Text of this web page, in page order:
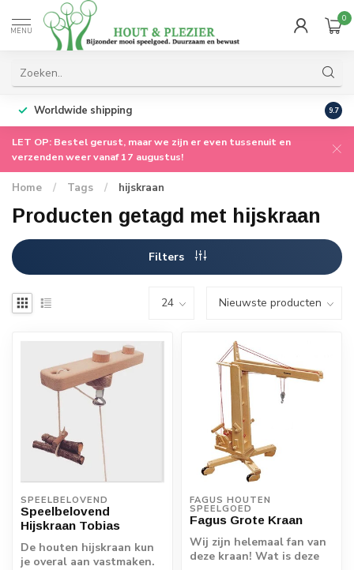
MENU
0
Worldwide shipping 9.7
LET OP: Bestel gerust, maar we zijn er even tussenuit en
verzenden weer vanaf 17 augustus!
Home / Tags / hijskraan
Producten getagd met hijskraan
Filters
SPEELBELOVEND
Speelbelovend
Hijskraan Tobias
De houten hijskraan kun
je overal aan vastmaken.
FAGUS HOUTEN
SPEELGOED
Fagus Grote Kraan
Wij zijn helemaal fan van
deze kraan! Wat is deze